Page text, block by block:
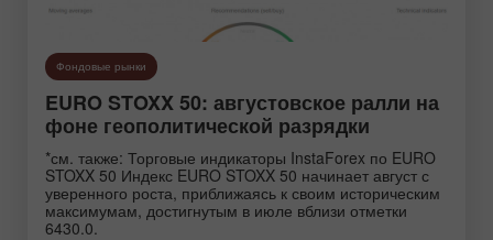
Фондовые рынки
EURO STOXX 50: августовское ралли на
фоне геополитической разрядки
*см. также: Торговые индикаторы InstaForex по EURO
STOXX 50 Индекс EURO STOXX 50 начинает август с
уверенного роста, приближаясь к своим историческим
максимумам, достигнутым в июле вблизи отметки
6430.0.